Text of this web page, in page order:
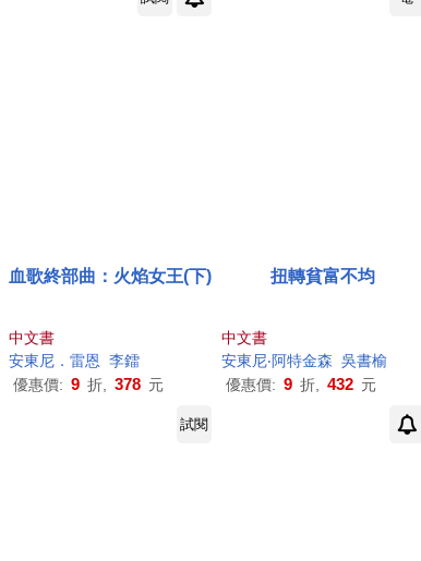
血歌終部曲：火焰女王(下)
中文書
安東尼 ．雷恩
李鐳
優惠價: 9 折, 378 元
扭轉貧富不均
中文書
安東尼‧阿特金森 吳書榆
優惠價: 9 折, 432 元
試閱